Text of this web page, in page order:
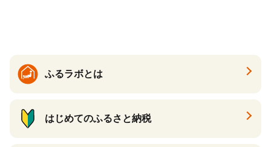
ふるラボとは
はじめてのふるさと納税